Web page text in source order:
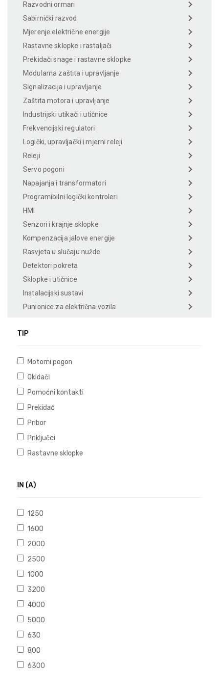
Razvodni ormari
Sabirnički razvod
Mjerenje električne energije
Rastavne sklopke i rastaljači
Prekidači snage i rastavne sklopke
Modularna zaštita i upravljanje
Signalizacija i upravljanje
Zaštita motora i upravljanje
Industrijski utikači i utičnice
Frekvencijski regulatori
Logički, upravljački i mjerni releji
Releji
Servo pogoni
Napajanja i transformatori
Programibilni logički kontroleri
HMI
Senzori i krajnje sklopke
Kompenzacija jalove energije
Rasvjeta u slučaju nužde
Detektori pokreta
Sklopke i utičnice
Instalacijski sustavi
Punionice za električna vozila
TIP
Motorni pogon
Okidači
Pomoćni kontakti
Prekidač
Pribor
Priključci
Rastavne sklopke
IN (A)
1250
1600
2000
2500
1000
3200
4000
5000
630
800
6300